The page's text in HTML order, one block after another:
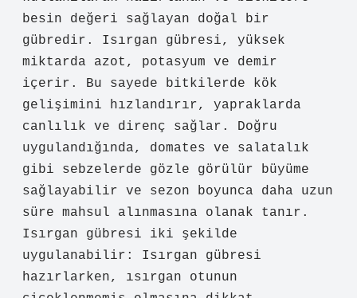
Yazı bilgilendirici bir çizgide
ilerliyor; Isırgan gübresi nedir ? için
daha fazla örnek faydalı olurdu. Bu
paragraf Isırgan gübresi , ısırgan otu
kullanılarak hazırlanan ve bitkilere
besin değeri sağlayan doğal bir
gübredir. Isırgan gübresi, yüksek
miktarda azot, potasyum ve demir
içerir. Bu sayede bitkilerde kök
gelişimini hızlandırır, yapraklarda
canlılık ve direnç sağlar. Doğru
uygulandığında, domates ve salatalık
gibi sebzelerde gözle görülür büyüme